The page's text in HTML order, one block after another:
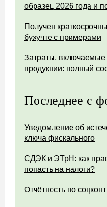
образец 2026 года и
Получен
бухучте с примерами
Затраты, включаемые
продукции: полный
Последнее с
Уведомление об
ключа фискального
СДЭК и ЭТрН: как
попасть на налоги?
Отчётность по